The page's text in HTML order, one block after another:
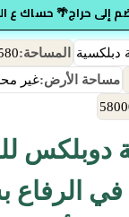
إلى حراج🌴 حساك ع
دبلكسية المساحة:
مساحة الأرض:غير
دوبلكس